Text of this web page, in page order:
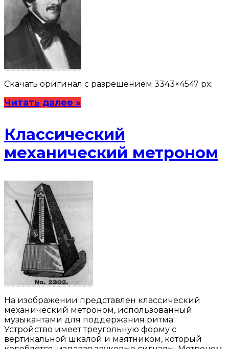
Скачать оригинал с разрешением 3343×4547 px:
Читать далее »
Классический
механический метроном
На изображении представлен классический
механический метроном, использованный
музыкантами для поддержания ритма.
Устройство имеет треугольную форму с
вертикальной шкалой и маятником, который